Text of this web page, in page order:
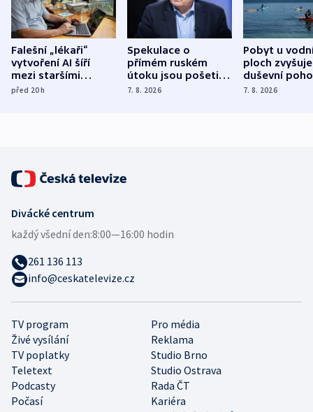
Falešní „lékaři“
vytvoření AI šíří
mezi staršími
Poláky nebezpečné
před 20h
Spekulace o
přímém ruském
útoku jsou pošetilé,
míní estonský
7. 8. 2026
Pobyt u
ploch zvyšuje
duševní
ukázala
7. 8. 2026
TV program
Pro média
Živé vysílání
Reklama
TV poplatky
Studio Brno
Teletext
Studio Ostrava
Podcasty
Rada ČT
Počasí
Kariéra
Divácké centrum
každý všední den:8:00—16:00 hodin
261 136 113
info@ceskatelevize.cz